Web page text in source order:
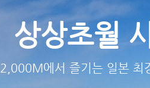
앗
"홋카이도를 능가하는 아스